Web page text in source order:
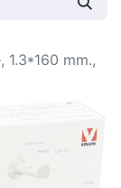
1.3*160 mm.,